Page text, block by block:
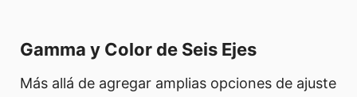
Gamma y Color de Seis Ejes
Más allá de agregar amplias opciones de ajuste